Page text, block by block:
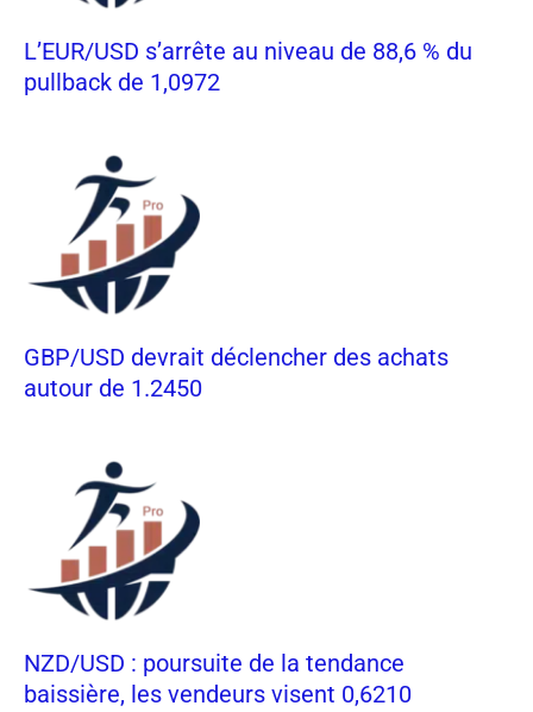
L’EUR/USD s’arrête au niveau de 88,6 % du
pullback de 1,0972
GBP/USD devrait déclencher des achats
autour de 1.2450
NZD/USD : poursuite de la tendance
baissière, les vendeurs visent 0,6210